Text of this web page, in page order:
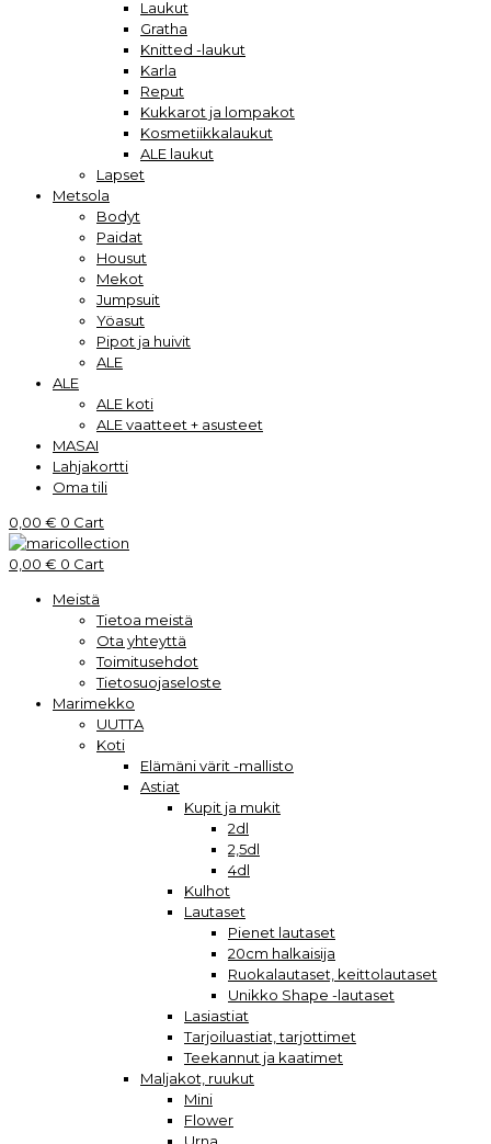
Laukut
Gratha
Knitted -laukut
Karla
Reput
Kukkarot ja lompakot
Kosmetiikkalaukut
ALE laukut
Lapset
Metsola
Bodyt
Paidat
Housut
Mekot
Jumpsuit
Yöasut
Pipot ja huivit
ALE
ALE
ALE koti
ALE vaatteet + asusteet
MASAI
Lahjakortti
Oma tili
0,00 € 0 Cart
0,00 € 0 Cart
Meistä
Tietoa meistä
Ota yhteyttä
Toimitusehdot
Tietosuojaseloste
Marimekko
UUTTA
Koti
Elämäni värit -mallisto
Astiat
Kupit ja mukit
2dl
2,5dl
4dl
Kulhot
Lautaset
Pienet lautaset
20cm halkaisija
Ruokalautaset, keittolautaset
Unikko Shape -lautaset
Lasiastiat
Tarjoiluastiat, tarjottimet
Teekannut ja kaatimet
Maljakot, ruukut
Mini
Flower